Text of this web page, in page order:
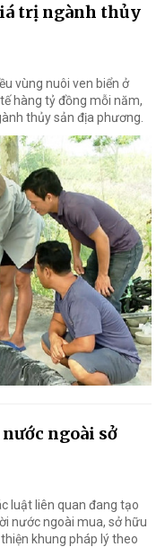
trị ngành thủy
vùng nuôi ven biển ở
hàng tỷ đồng mỗi năm,
thủy sản địa phương.
ngoài sở
luật liên quan đang tạo
nước ngoài mua, sở hữu
khung pháp lý theo